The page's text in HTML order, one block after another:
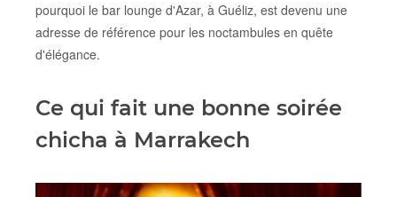
pourquoi le bar lounge d'Azar, à Guéliz, est devenu une
adresse de référence pour les noctambules en quête
d'élégance.
Ce qui fait une bonne soirée
chicha à Marrakech